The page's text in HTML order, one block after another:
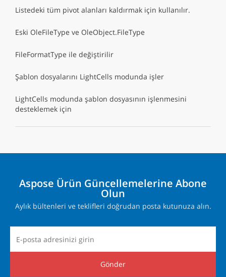
Listedeki tüm pivot alanları kaldırmak için kullanılır.
Eski OleFileType ve OleObject.FileType
FileFormatType ile değiştirilir
Şablon dosyalarını LightCells modunda işler
LightCells modunda şablon dosyasının işlenmesini
desteklemek için
Aspose Ürün Güncellemelerine Abone
Olun
Aylık bültenleri ve teklifleri doğrudan posta kutunuza alın.
Gönder